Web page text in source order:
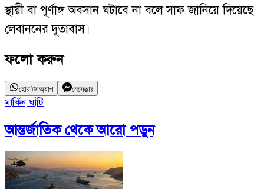
স্থায়ী বা পূর্ণাঙ্গ অবসান ঘটাবে না বলে সাফ জানিয়ে দিয়েছে
লেবাননের দূতাবাস।
ফলো করুন
হোয়াটসঅ্যাপ মেসেঞ্জার
মার্কিন ঘাঁটি
আন্তর্জাতিকথেকে আরো পড়ুন